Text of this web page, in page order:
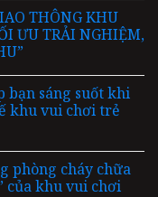
THÔNG KHU
ƯU TRẢI NGHIỆM,
bạn sáng suốt khi
khu vui chơi trẻ
phòng cháy chữa
của khu vui chơi